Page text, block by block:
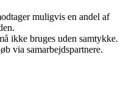
muligvis en andel af
ikke bruges uden samtykke.
via samarbejdspartnere.